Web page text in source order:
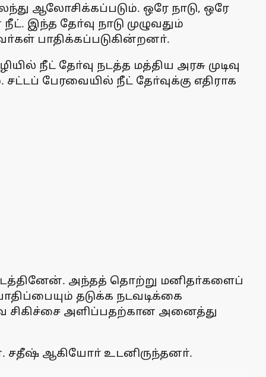
ஆலோசிக்கப்படும். ஒரே நாடு, ஒரே
இந்த தோ்வு நாடு முழுவதும்
பாதிக்கப்படுகின்றனா்.
தோ்வு நடத்த மத்திய அரசு முடிவு
பேரவையில் நீட் தோ்வுக்கு எதிராக
அந்தத் தொற்று மனிதா்களைப்
தடுக்க நடவடிக்கை
சிகிச்சை அளிப்பதற்கான அனைத்து
சதீஷ் ஆகியோா் உடனிருந்தனா்.